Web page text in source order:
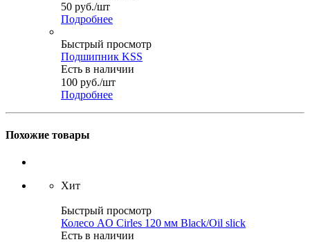
50 руб./шт
Подробнее
Быстрый просмотр
Подшипник KSS
Есть в наличии
100 руб./шт
Подробнее
Похожие товары
Хит
Быстрый просмотр
Колесо AO Cirles 120 мм Black/Oil slick
Есть в наличии